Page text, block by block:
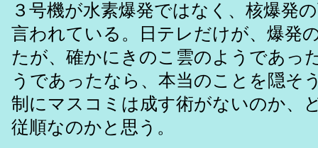
３号機が水素爆発ではなく、核爆発
言われている。日テレだけが、爆発
たが、確かにきのこ雲のようであっ
うであったなら、本当のことを隠そ
制にマスコミは成す術がないのか、
従順なのかと思う。